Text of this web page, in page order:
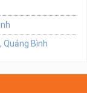
Quảng Bình